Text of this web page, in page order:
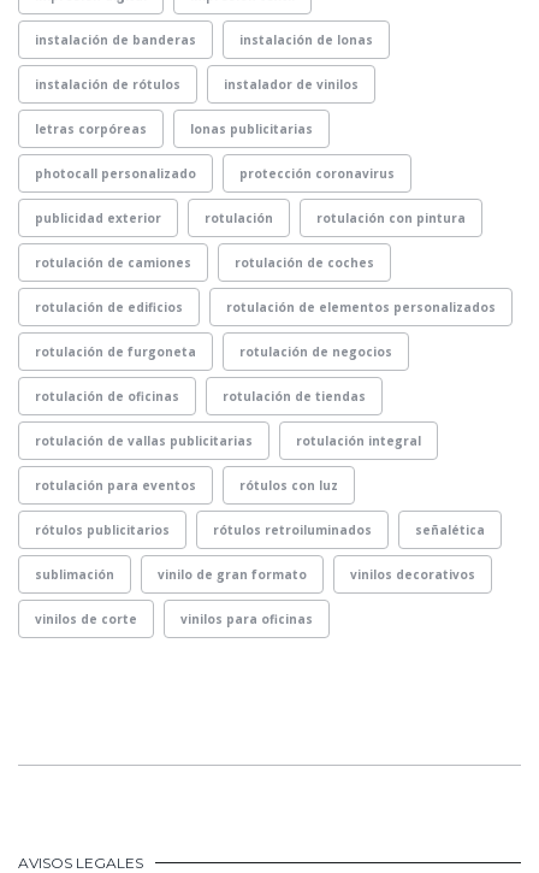
instalación de banderas instalación de lonas
instalación de rótulos instalador de vinilos
letras corpóreas lonas publicitarias
photocall personalizado protección coronavirus
publicidad exterior rotulación rotulación con pintura
rotulación de camiones rotulación de coches
rotulación de edificios rotulación de elementos personalizados
rotulación de furgoneta rotulación de negocios
rotulación de oficinas rotulación de tiendas
rotulación de vallas publicitarias rotulación integral
rotulación para eventos rótulos con luz
rótulos publicitarios rótulos retroiluminados señalética
sublimación vinilo de gran formato vinilos decorativos
vinilos de corte vinilos para oficinas
AVISOS LEGALES